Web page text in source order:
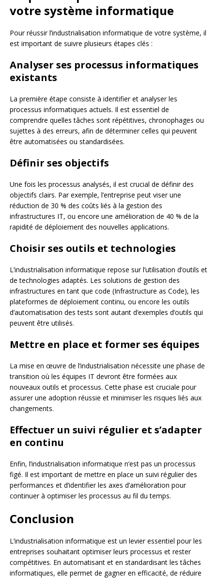
votre système informatique
Pour réussir l’industrialisation informatique de votre système, il
est important de suivre plusieurs étapes clés :
Analyser ses processus informatiques
existants
La première étape consiste à identifier et analyser les
processus informatiques actuels. Il est essentiel de
comprendre quelles tâches sont répétitives, chronophages ou
sujettes à des erreurs, afin de déterminer celles qui peuvent
être automatisées ou standardisées.
Définir ses objectifs
Une fois les processus analysés, il est crucial de définir des
objectifs clairs. Par exemple, l’entreprise peut viser une
réduction de 30 % des coûts liés à la gestion des
infrastructures IT, ou encore une amélioration de 40 % de la
rapidité de déploiement des nouvelles applications.
Choisir ses outils et technologies
L’industrialisation informatique repose sur l’utilisation d’outils et
de technologies adaptés. Les solutions de gestion des
infrastructures en tant que code (Infrastructure as Code), les
plateformes de déploiement continu, ou encore les outils
d’automatisation des tests sont autant d’exemples d’outils qui
peuvent être utilisés.
Mettre en place et former ses équipes
La mise en œuvre de l’industrialisation nécessite une phase de
transition où les équipes IT devront être formées aux
nouveaux outils et processus. Cette phase est cruciale pour
assurer une adoption réussie et minimiser les risques liés aux
changements.
Effectuer un suivi régulier et s’adapter
en continu
Enfin, l’industrialisation informatique n’est pas un processus
figé. Il est important de mettre en place un suivi régulier des
performances et d’identifier les axes d’amélioration pour
continuer à optimiser les processus au fil du temps.
Conclusion
L’industrialisation informatique est un levier essentiel pour les
entreprises souhaitant optimiser leurs processus et rester
compétitives. En automatisant et en standardisant les tâches
informatiques, elle permet de gagner en efficacité, de réduire